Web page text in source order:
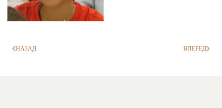
НАЗАД ВПЕРЕД